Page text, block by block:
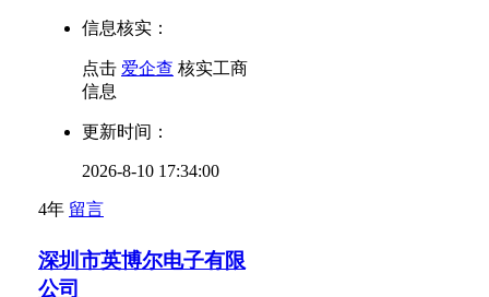
信息核实：
点击 爱企查 核实工商
信息
更新时间：
2026-8-10 17:34:00
4年 留言
深圳市英博尔电子有限
公司